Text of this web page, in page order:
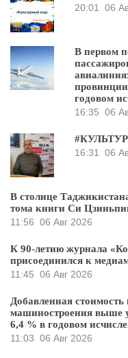
20:01
06
В первом
годовом
16:35 06
16:31
06
В столице
тома книги Си
11:56 06 Авг 2026
К 90-летию журнала
присоединился к
11:45 06 Авг 2026
Добавленная
машиностроения выше
6,4 % в годовом
11:03 06 Авг 2026